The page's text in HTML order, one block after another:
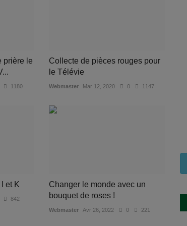
prière le
1180
Collecte de pièces rouges pour
le Télévie
Webmaster Mar 12, 2020 0 1147
et K
842
Changer le monde avec un
bouquet de roses !
Webmaster Avr 26, 2022 0 221